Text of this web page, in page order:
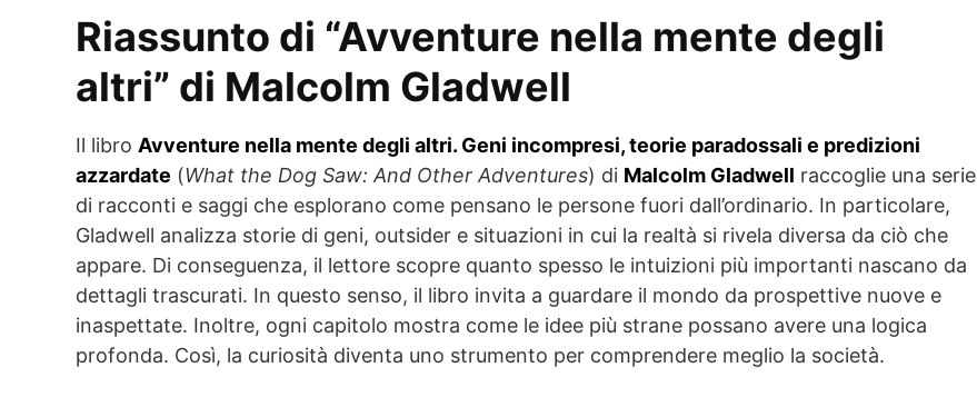
Riassunto di “Avventure nella mente degli
altri” di Malcolm Gladwell
Il libro Avventure nella mente degli altri. Geni incompresi, teorie paradossali e predizioni
azzardate (What the Dog Saw: And Other Adventures) di Malcolm Gladwell raccoglie una serie
di racconti e saggi che esplorano come pensano le persone fuori dall’ordinario. In particolare,
Gladwell analizza storie di geni, outsider e situazioni in cui la realtà si rivela diversa da ciò che
appare. Di conseguenza, il lettore scopre quanto spesso le intuizioni più importanti nascano da
dettagli trascurati. In questo senso, il libro invita a guardare il mondo da prospettive nuove e
inaspettate. Inoltre, ogni capitolo mostra come le idee più strane possano avere una logica
profonda. Così, la curiosità diventa uno strumento per comprendere meglio la società.